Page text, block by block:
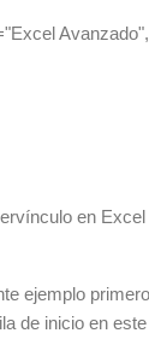
ejemplo
de inicio en